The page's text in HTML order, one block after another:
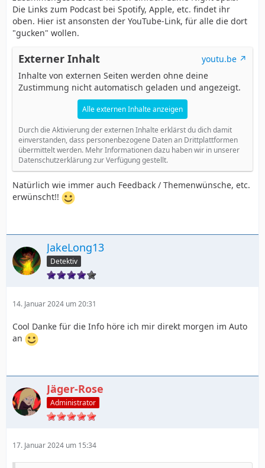
Die Links zum Podcast bei Spotify, Apple, etc. findet ihr
oben. Hier ist ansonsten der YouTube-Link, für alle die dort
"gucken" wollen.
Externer Inhalt
youtu.be
Inhalte von externen Seiten werden ohne deine
Zustimmung nicht automatisch geladen und angezeigt.
Alle externen Inhalte anzeigen
Durch die Aktivierung der externen Inhalte erklärst du dich damit
einverstanden, dass personenbezogene Daten an Drittplattformen
übermittelt werden. Mehr Informationen dazu haben wir in unserer
Datenschutzerklärung zur Verfügung gestellt.
Natürlich wie immer auch Feedback / Themenwünsche, etc.
erwünscht!!
JakeLong13
Detektiv
14. Januar 2024 um 20:31
Cool Danke für die Info höre ich mir direkt morgen im Auto
an
Jäger-Rose
Administrator
17. Januar 2024 um 15:34